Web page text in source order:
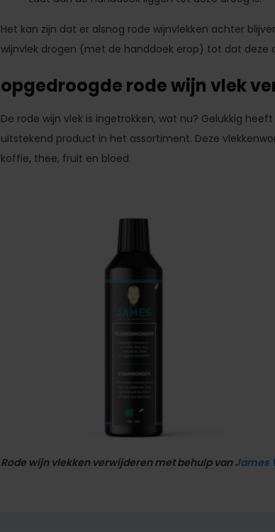
Het kan zijn dat er alsnog rode wijnvlekken achter
wijnvlek drogen (met de handdoek erop) tot dat deze
opgedroogde rode wijn vlek
De rode wijn vlek is ingetrokken, wat nu? Gelukkig heeft
uitstekend product in het assortiment. Deze
koffie, thee, fruit en bloed.
Rode wijn vlekken verwijderen met behulp vanJames